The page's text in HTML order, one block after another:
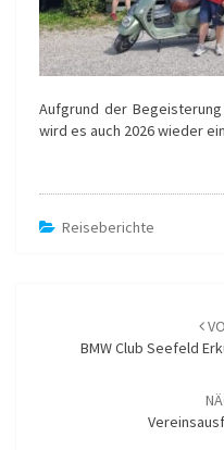
Aufgrund der
wird es auch 2026 wieder
Reiseberichte
BMW Club Seefeld